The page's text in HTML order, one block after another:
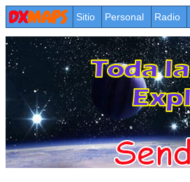
Sitio Personal Radio